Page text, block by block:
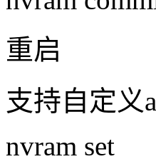
重启
支持自定义
nvram set